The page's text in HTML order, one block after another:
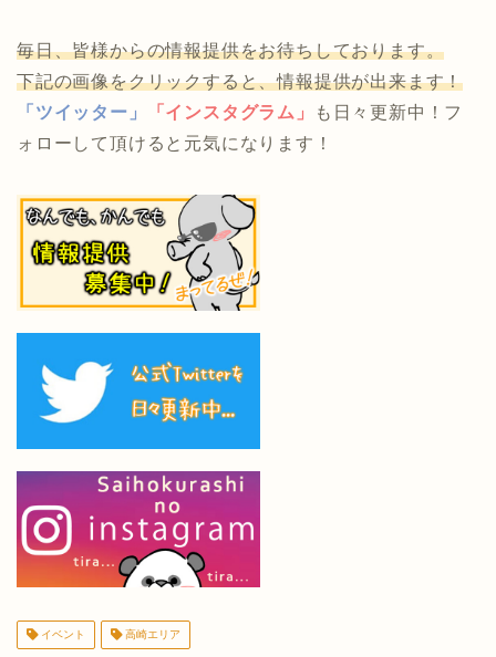
毎日、皆様からの情報提供をお待ちしております。
下記の画像をクリックすると、情報提供が出来ます！
「ツイッター」
「インスタグラム」
も日々更新中！フ
ォローして頂けると元気になります！
イベント 高崎エリア